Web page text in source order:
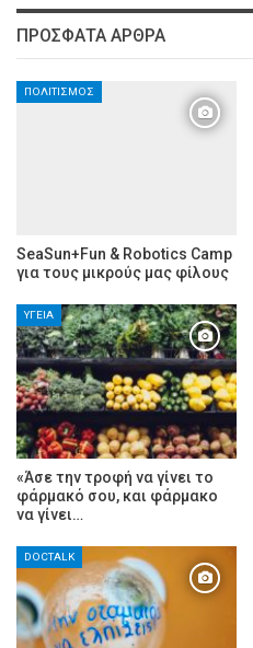
ΠΡΌΣΦΑΤΑ ΆΡΘΡΑ
ΠΟΛΙΤΙΣΜΌΣ
SeaSun+Fun & Robotics Camp
για τους μικρούς μας φίλους
ΥΓΕΊΑ
«Άσε την τροφή να γίνει το
φάρμακό σου, και φάρμακο
να γίνει…
DOCTALK